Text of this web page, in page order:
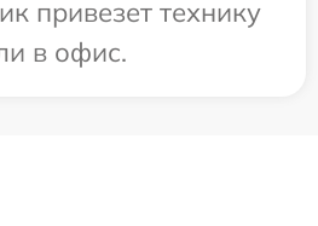
привезет технику
в офис.